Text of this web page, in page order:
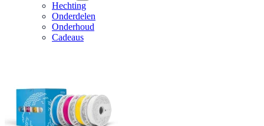
Hechting
Onderdelen
Onderhoud
Cadeaus